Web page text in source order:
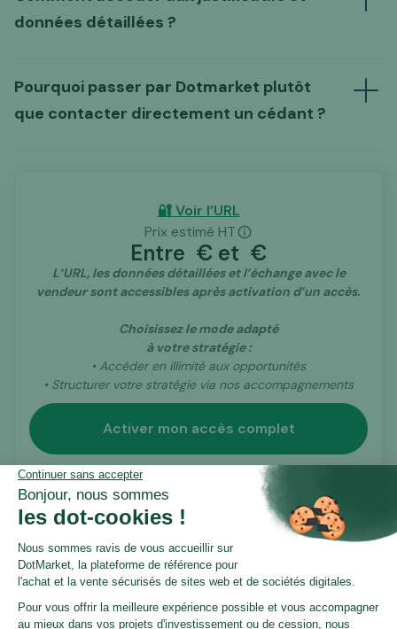
L’échange préalable proposé par Dotmarket
données détaillées ?
déblocage de l’annonce,
un abonnement
dans le cadre de nos
accompagnements.
Pourquoi passer par Dotmarket plutôt
que contacter directement un cédant ?
tiers
d’intermédiation spécialisé dans les actifs
🔐 Voir l’URL
Prix estimé HT
Entre € et €
L’URL, les données détaillées et l’échange avec le
vendeur sont accessibles après activation d’un accès.
Choisissez le mode adapté
à votre stratégie :
• Accéder en illimité aux opportunités
• Structurer votre stratégie via nos accompagnements
Activer mon accès complet
Certification Dotmarket
Avant publication, il a fait l’objetd’un processus